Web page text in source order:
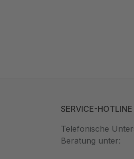
SERVICE-HOTLINE
Telefonische
Beratung unter: